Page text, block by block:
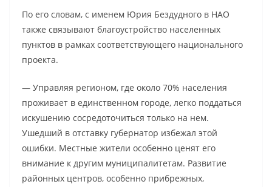
По его словам, с именем Юрия Бездудного в НАО
также связывают благоустройство населенных
пунктов в рамках соответствующего национального
проекта.
— Управляя регионом, где около 70% населения
проживает в единственном городе, легко поддаться
искушению сосредоточиться только на нем.
Ушедший в отставку губернатор избежал этой
ошибки. Местные жители особенно ценят его
внимание к другим муниципалитетам. Развитие
районных центров, особенно прибрежных,